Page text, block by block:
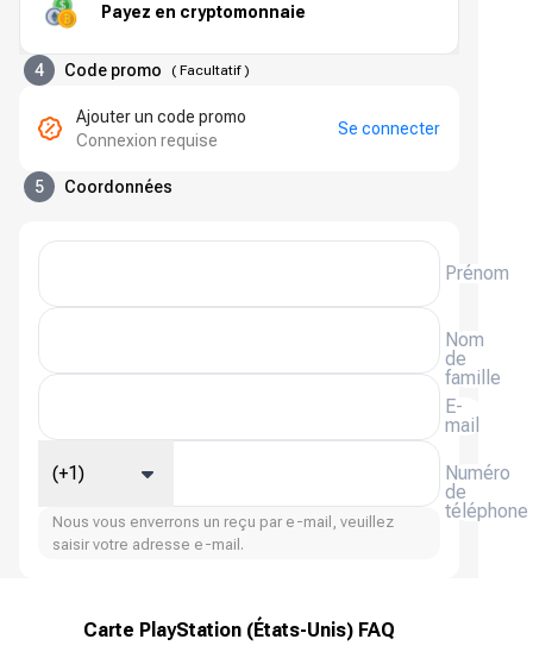
Payez en cryptomonnaie
4 Code promo ( Facultatif)
Ajouter un code promo
Connexion requise
Se connecter
5 Coordonnées
Prénom
Nom
de
famille
E-
mail
Numéro
de
téléphone
(+1)
Nous vous enverrons un reçu par e-mail, veuillez
saisir votre adresse e-mail.
Carte PlayStation (États-Unis) FAQ